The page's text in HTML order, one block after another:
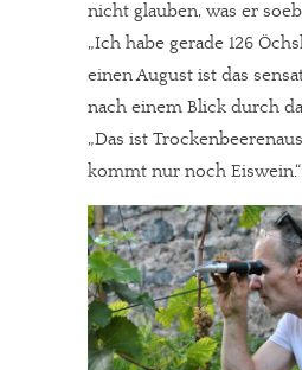
nicht glauben, was er
„Ich habe gerade 126
einen August ist das
nach einem Blick durch
„Das ist
kommt nur noch Eiswein.“